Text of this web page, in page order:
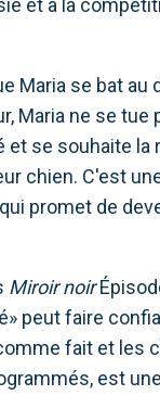
Maria se bat au
Maria ne se tue
et se souhaite
chien. C'est
promet de
Miroir noir
peut faire
fait et les
est